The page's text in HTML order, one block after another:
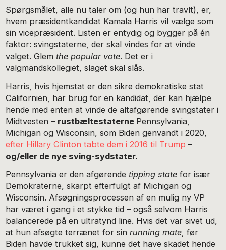
Spørgsmålet, alle nu taler om (og hun har travlt), er,
hvem præsidentkandidat Kamala Harris vil vælge som
sin vicepræsident. Listen er entydig og bygger på én
faktor: svingstaterne, der skal vindes for at vinde
valget. Glemthe popular vote. Det er i
valgmandskollegiet, slaget skal slås.
Harris, hvis hjemstat er den sikre demokratiske stat
Californien, har brug for en kandidat, der kan hjælpe
hende med enten at vinde de altafgørende svingstater i
Midtvesten – rustbæltestaterne Pennsylvania,
Michigan og Wisconsin, som Biden genvandt i 2020,
efter Hillary Clinton tabte dem i 2016 til Trump –
og/eller de nye sving-sydstater.
Pennsylvania er den afgørendetipping state for især
Demokraterne, skarpt efterfulgt af Michigan og
Wisconsin. Afsøgningsprocessen af en mulig ny VP
har været i gang i et stykke tid – også selvom Harris
balancerede på en ultratynd line. Hvis det var sivet ud,
at hun afsøgte terrænet for sinrunning mate, før
Biden havde trukket sig, kunne det have skadet hende